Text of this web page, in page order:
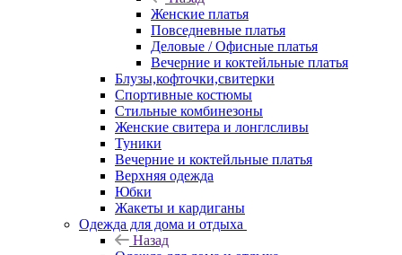
Женские платья
Повседневные платья
Деловые / Офисные платья
Вечерние и коктейльные платья
Блузы,кофточки,свитерки
Спортивные костюмы
Стильные комбинезоны
Женские свитера и лонглсливы
Туники
Вечерние и коктейльные платья
Верхняя одежда
Юбки
Жакеты и кардиганы
Одежда для дома и отдыха
Назад